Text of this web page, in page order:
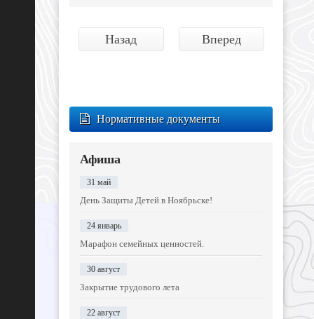
Назад Вперед
Нормативные документы
Афиша
31 май
День Защиты Детей в Ноябрьске!
24 январь
Марафон семейных ценностей.
30 август
Закрытие трудового лета
22 август